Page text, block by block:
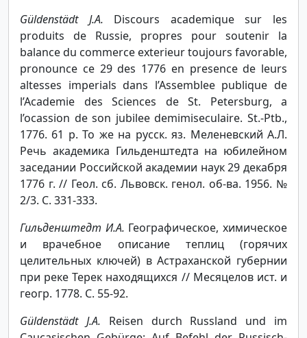
Güldenstädt J.A. Discours academique sur les
produits de Russie, propres pour soutenir la
balance du commerce exterieur toujours favorable,
pronounce ce 29 des 1776 en presence de leurs
altesses imperials dans l’Assemblee publique de
l’Academie des Sciences de St. Petersburg, a
l’ocassion de son jubilee demimiseculaire. St.-Ptb.,
1776. 61 p. То же на русск. яз. Меленевский А.Л.
Речь академика Гильденштедта на юбилейном
заседании Российской академии наук 29 декабря
1776 г. // Геол. сб. Львовск. генол. об-ва. 1956. №
2/3. С. 331-333.
Гильденштедт И.А. Географическое, химическое
и врачебное описание теплиц (горячих
целительных ключей) в Астраханской губернии
при реке Терек находящихся // Месяцелов ист. и
геогр. 1778. С. 55-92.
Güldenstädt J.A. Reisen durch Russland und im